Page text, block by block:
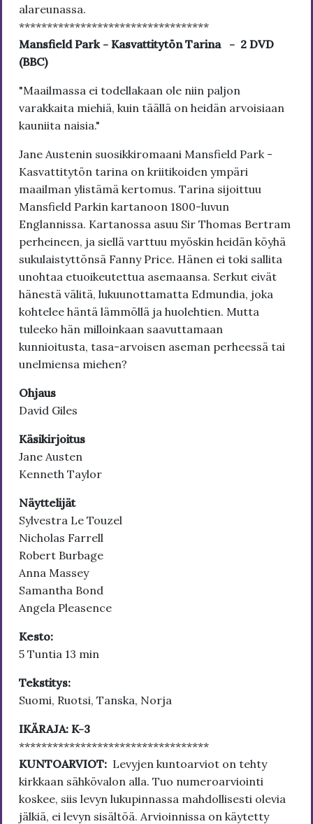
alareunassa.
**********************************
Mansfield Park - Kasvattitytön Tarina - 2 DVD
(BBC)
"Maailmassa ei todellakaan ole niin paljon
varakkaita miehiä, kuin täällä on heidän arvoisiaan
kauniita naisia."
Jane Austenin suosikkiromaani Mansfield Park -
Kasvattitytön tarina on kriitikoiden ympäri
maailman ylistämä kertomus. Tarina sijoittuu
Mansfield Parkin kartanoon 1800-luvun
Englannissa. Kartanossa asuu Sir Thomas Bertram
perheineen, ja siellä varttuu myöskin heidän köyhä
sukulaistyttönsä Fanny Price. Hänen ei toki sallita
unohtaa etuoikeutettua asemaansa. Serkut eivät
hänestä välitä, lukuunottamatta Edmundia, joka
kohtelee häntä lämmöllä ja huolehtien. Mutta
tuleeko hän milloinkaan saavuttamaan
kunnioitusta, tasa-arvoisen aseman perheessä tai
unelmiensa miehen?
Ohjaus
David Giles
Käsikirjoitus
Jane Austen
Kenneth Taylor
Näyttelijät
Sylvestra Le Touzel
Nicholas Farrell
Robert Burbage
Anna Massey
Samantha Bond
Angela Pleasence
Kesto:
5 Tuntia 13 min
Tekstitys:
Suomi, Ruotsi, Tanska, Norja
IKÄRAJA: K-3
**********************************
KUNTOARVIOT: Levyjen kuntoarviot on tehty
kirkkaan sähkövalon alla. Tuo numeroarviointi
koskee, siis levyn lukupinnassa mahdollisesti olevia
jälkiä, ei levyn sisältöä. Arvioinnissa on käytetty